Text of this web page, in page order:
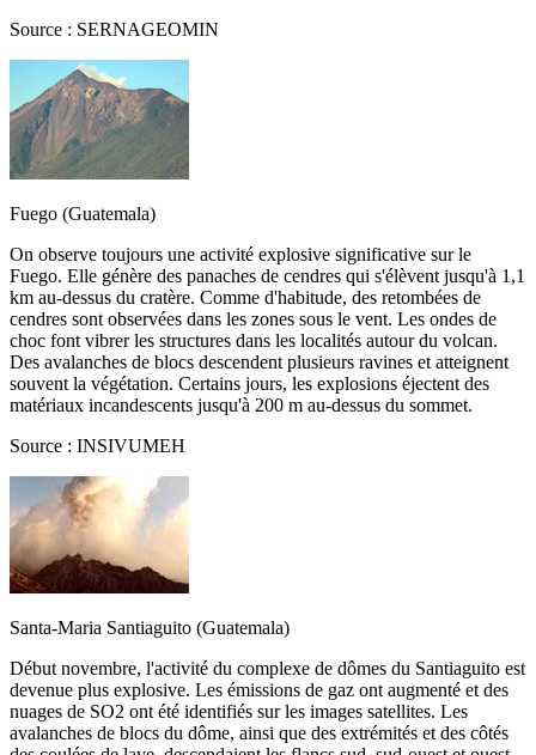
Source : SERNAGEOMIN
Fuego (Guatemala)
On observe toujours une activité explosive significative sur le
Fuego. Elle génère des panaches de cendres qui s'élèvent jusqu'à 1,1
km au-dessus du cratère. Comme d'habitude, des retombées de
cendres sont observées dans les zones sous le vent. Les ondes de
choc font vibrer les structures dans les localités autour du volcan.
Des avalanches de blocs descendent plusieurs ravines et atteignent
souvent la végétation. Certains jours, les explosions éjectent des
matériaux incandescents jusqu'à 200 m au-dessus du sommet.
Source : INSIVUMEH
Santa-Maria Santiaguito (Guatemala)
Début novembre, l'activité du complexe de dômes du Santiaguito est
devenue plus explosive. Les émissions de gaz ont augmenté et des
nuages de SO2 ont été identifiés sur les images satellites. Les
avalanches de blocs du dôme, ainsi que des extrémités et des côtés